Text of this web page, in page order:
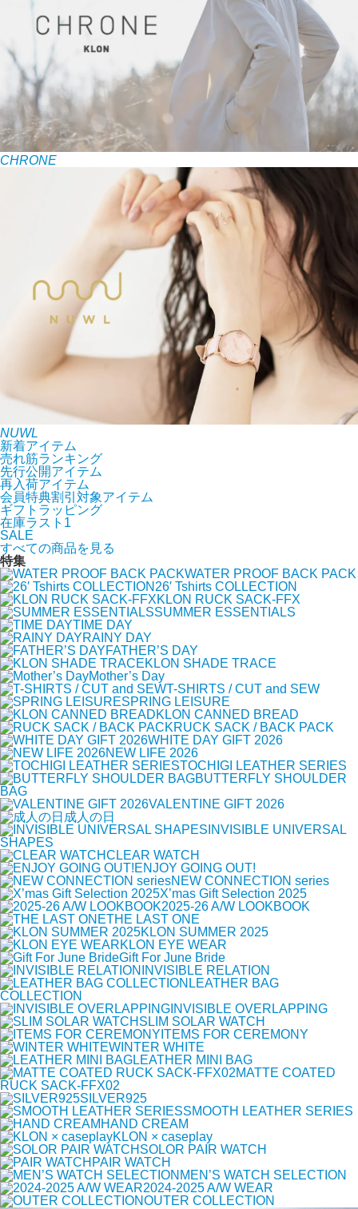
CHRONE
NUWL
新着アイテム
売れ筋ランキング
先行公開アイテム
再入荷アイテム
会員特典割引対象アイテム
ギフトラッピング
在庫ラスト1
SALE
すべての商品を見る
特集
WATER PROOF BACK PACK
26′ Tshirts COLLECTION
KLON RUCK SACK-FFX
SUMMER ESSENTIALS
TIME DAY
RAINY DAY
FATHER’S DAY
KLON SHADE TRACE
Mother’s Day
T-SHIRTS / CUT and SEW
SPRING LEISURE
KLON CANNED BREAD
RUCK SACK / BACK PACK
WHITE DAY GIFT 2026
NEW LIFE 2026
TOCHIGI LEATHER SERIES
BUTTERFLY SHOULDER
BAG
VALENTINE GIFT 2026
成人の日
INVISIBLE UNIVERSAL
SHAPES
CLEAR WATCH
ENJOY GOING OUT!
NEW CONNECTION series
X’mas Gift Selection 2025
2025-26 A/W LOOKBOOK
THE LAST ONE
KLON SUMMER 2025
KLON EYE WEAR
Gift For June Bride
INVISIBLE RELATION
LEATHER BAG
COLLECTION
INVISIBLE OVERLAPPING
SLIM SOLAR WATCH
ITEMS FOR CEREMONY
WINTER WHITE
LEATHER MINI BAG
MATTE COATED
RUCK SACK-FFX02
SILVER925
SMOOTH LEATHER SERIES
HAND CREAM
KLON × caseplay
SOLOR PAIR WATCH
PAIR WATCH
MEN’S WATCH SELECTION
2024-2025 A/W WEAR
OUTER COLLECTION